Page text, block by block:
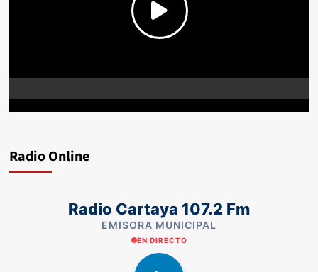
Radio Online
Radio Cartaya 107.2 Fm
EMISORA MUNICIPAL
EN DIRECTO